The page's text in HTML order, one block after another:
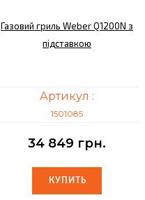
Газовий гриль Weber Q1200N з
підставкою
Артикул :
1501085
34 849 грн.
КУПИТЬ
КУПИТЬ